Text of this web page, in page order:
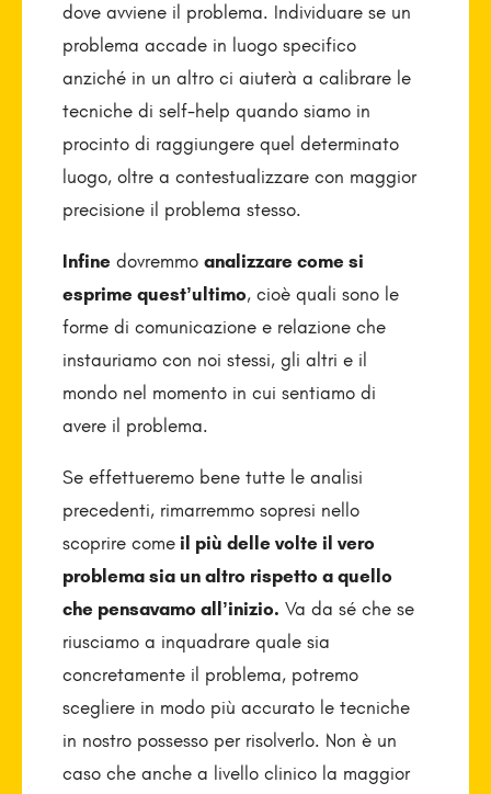
dove avviene il problema. Individuare se un
problema accade in luogo specifico
anziché in un altro ci aiuterà a calibrare le
tecniche di self-help quando siamo in
procinto di raggiungere quel determinato
luogo, oltre a contestualizzare con maggior
precisione il problema stesso.
Infine dovremmo analizzare come si
esprime quest’ul­timo, cioè quali sono le
forme di comunicazione e relazione che
instauriamo con noi stessi, gli altri e il
mondo nel momento in cui sentiamo di
avere il problema.
Se effettueremo bene tutte le analisi
precedenti, rimarremmo sopresi nello
scoprire comeil più delle volte il vero
problema sia un altro rispetto a quello
che pensavamo all’inizio. Va da sé che se
riusciamo a inquadrare quale sia
concretamente il problema, potremo
scegliere in modo più accurato le tecniche
in nostro possesso per risolverlo. Non è un
caso che anche a livello clinico la maggior